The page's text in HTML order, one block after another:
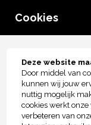
Cookies
Deze website
Door middel van
kunnen wij jouw
nuttig mogelijk
cookies werkt
verbeteren van
Krijg ik de
Nee, er zit